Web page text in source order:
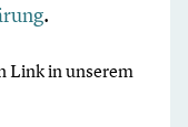
.
Link in unserem